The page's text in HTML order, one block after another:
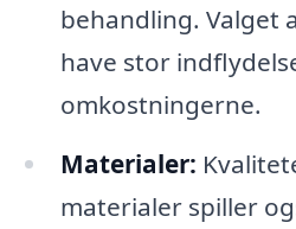
behandling. Valget
have stor
omkostningerne.
Materialer:
materialer spiller